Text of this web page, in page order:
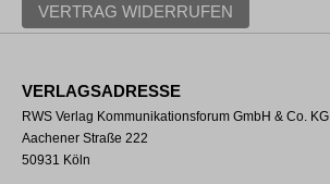
VERTRAG WIDERRUFEN
VERLAGSADRESSE
RWS Verlag Kommunikationsforum GmbH & Co. KG
Aachener Straße 222
50931 Köln